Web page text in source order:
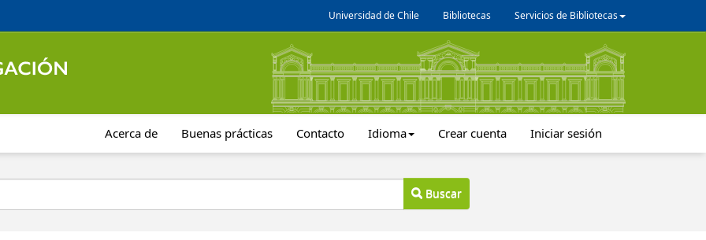
Universidad de Chile Bibliotecas Servicios de Bibliotecas
Acerca de Buenas prácticas Contacto Idioma Crear cuenta Iniciar sesión
Buscar